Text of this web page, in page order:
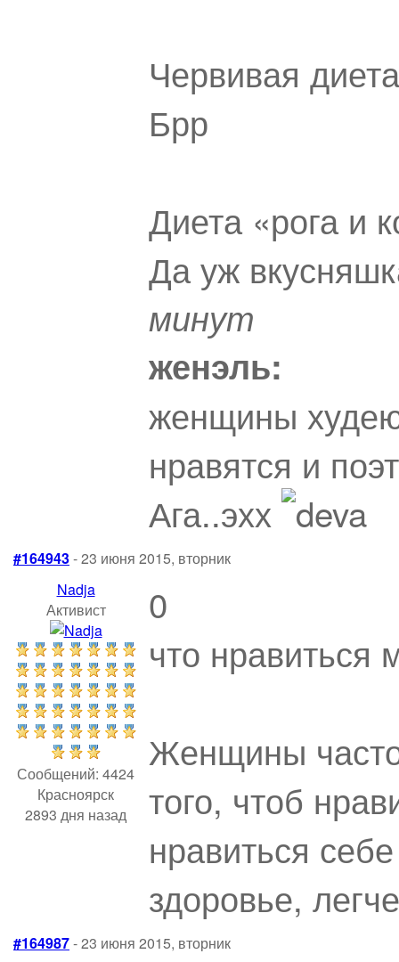
Червивая диета
Брр
Диета «рога и
Да уж
минут
женэль:
женщины
нравятся и
Ага..эхх
#164943- 23 июня 2015, вторник
Nadja
Активист
Сообщений: 4424
Красноярск
2893 дня назад
0
что нравиться
Женщины
того, чтоб
нравиться
здоровье,
#164987- 23 июня 2015, вторник